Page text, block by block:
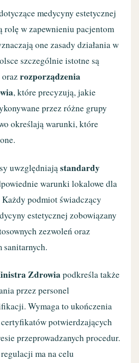
medycyny estetycznej
rolę w zapewnieniu pacjentom
one zasady działania w
szczególnie istotne są
orazrozporządzenia
, które precyzują, jakie
przez różne grupy
określają warunki, które
uwzględniająstandardy
warunki lokalowe dla
podmiot świadczący
estetycznej zobowiązany
zezwoleń oraz
sanitarnych.
Zdrowia podkreśla także
przez personel
Wymaga to ukończenia
potwierdzających
przeprowadzanych procedur.
ma na celu